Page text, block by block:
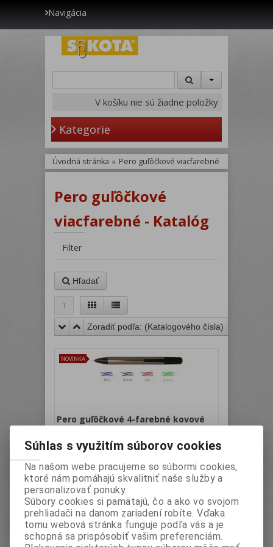
Navigácia
V košíku nie sú žiadne položky
Kategorie
Úvodná stránka » Pero guľôčkové viacfarebné
Pero guľôčkové
viacfarebné - Katalóg
Filter
Hľadať
1
Zoradiť podľa: (Katalogového čísla)
NOVINKA
Pero guľôčkové 4-farebné kovové
Katalógové číslo:
Záruka (mesiacov):24
Termín dodania (dni):
Hmotnosť:0,012 kg Počet v balení: 50 ks
EAN:5997875719210
kovové, s plastový hrotom, obsahuje štyri
farebné náplne - modrú, červenú, zelenú a
čiernu
Vaša cena bez DPH:3 EUR
Súhlas s využitím súborov cookies
Na našom webe pracujeme so súbormi cookies,
ktoré nám pomáhajú skvalitniť naše služby a
personalizovať ponuky.
Súbory cookies si pamätajú, čo a ako vo svojom
prehliadači na danom zariadení robíte. Vďaka
tomu webová stránka funguje podľa vás a je
schopná sa prispôsobiť vašim preferenciám.